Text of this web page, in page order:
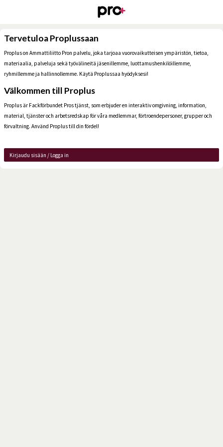
Tervetuloa Proplussaan
Proplus on Ammattiliitto Pron palvelu, joka tarjoaa vuorovaikutteisen ympäristön, tietoa,
materiaalia, palveluja sekä työvälineitä jäsenillemme, luottamushenkilöillemme,
ryhmillemme ja hallinnollemme. Käytä Proplussaa hyödyksesi!
Välkommen till Proplus
Proplus är Fackförbundet Pros tjänst, som erbjuder en interaktiv omgivning, information,
material, tjänster och arbetsredskap för våra medlemmar, förtroendepersoner, grupper och
förvaltning. Använd Proplus till din fördel!
Kirjaudu sisään / Logga in